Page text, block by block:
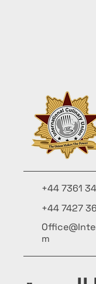
+44 7361
+44 7427
m